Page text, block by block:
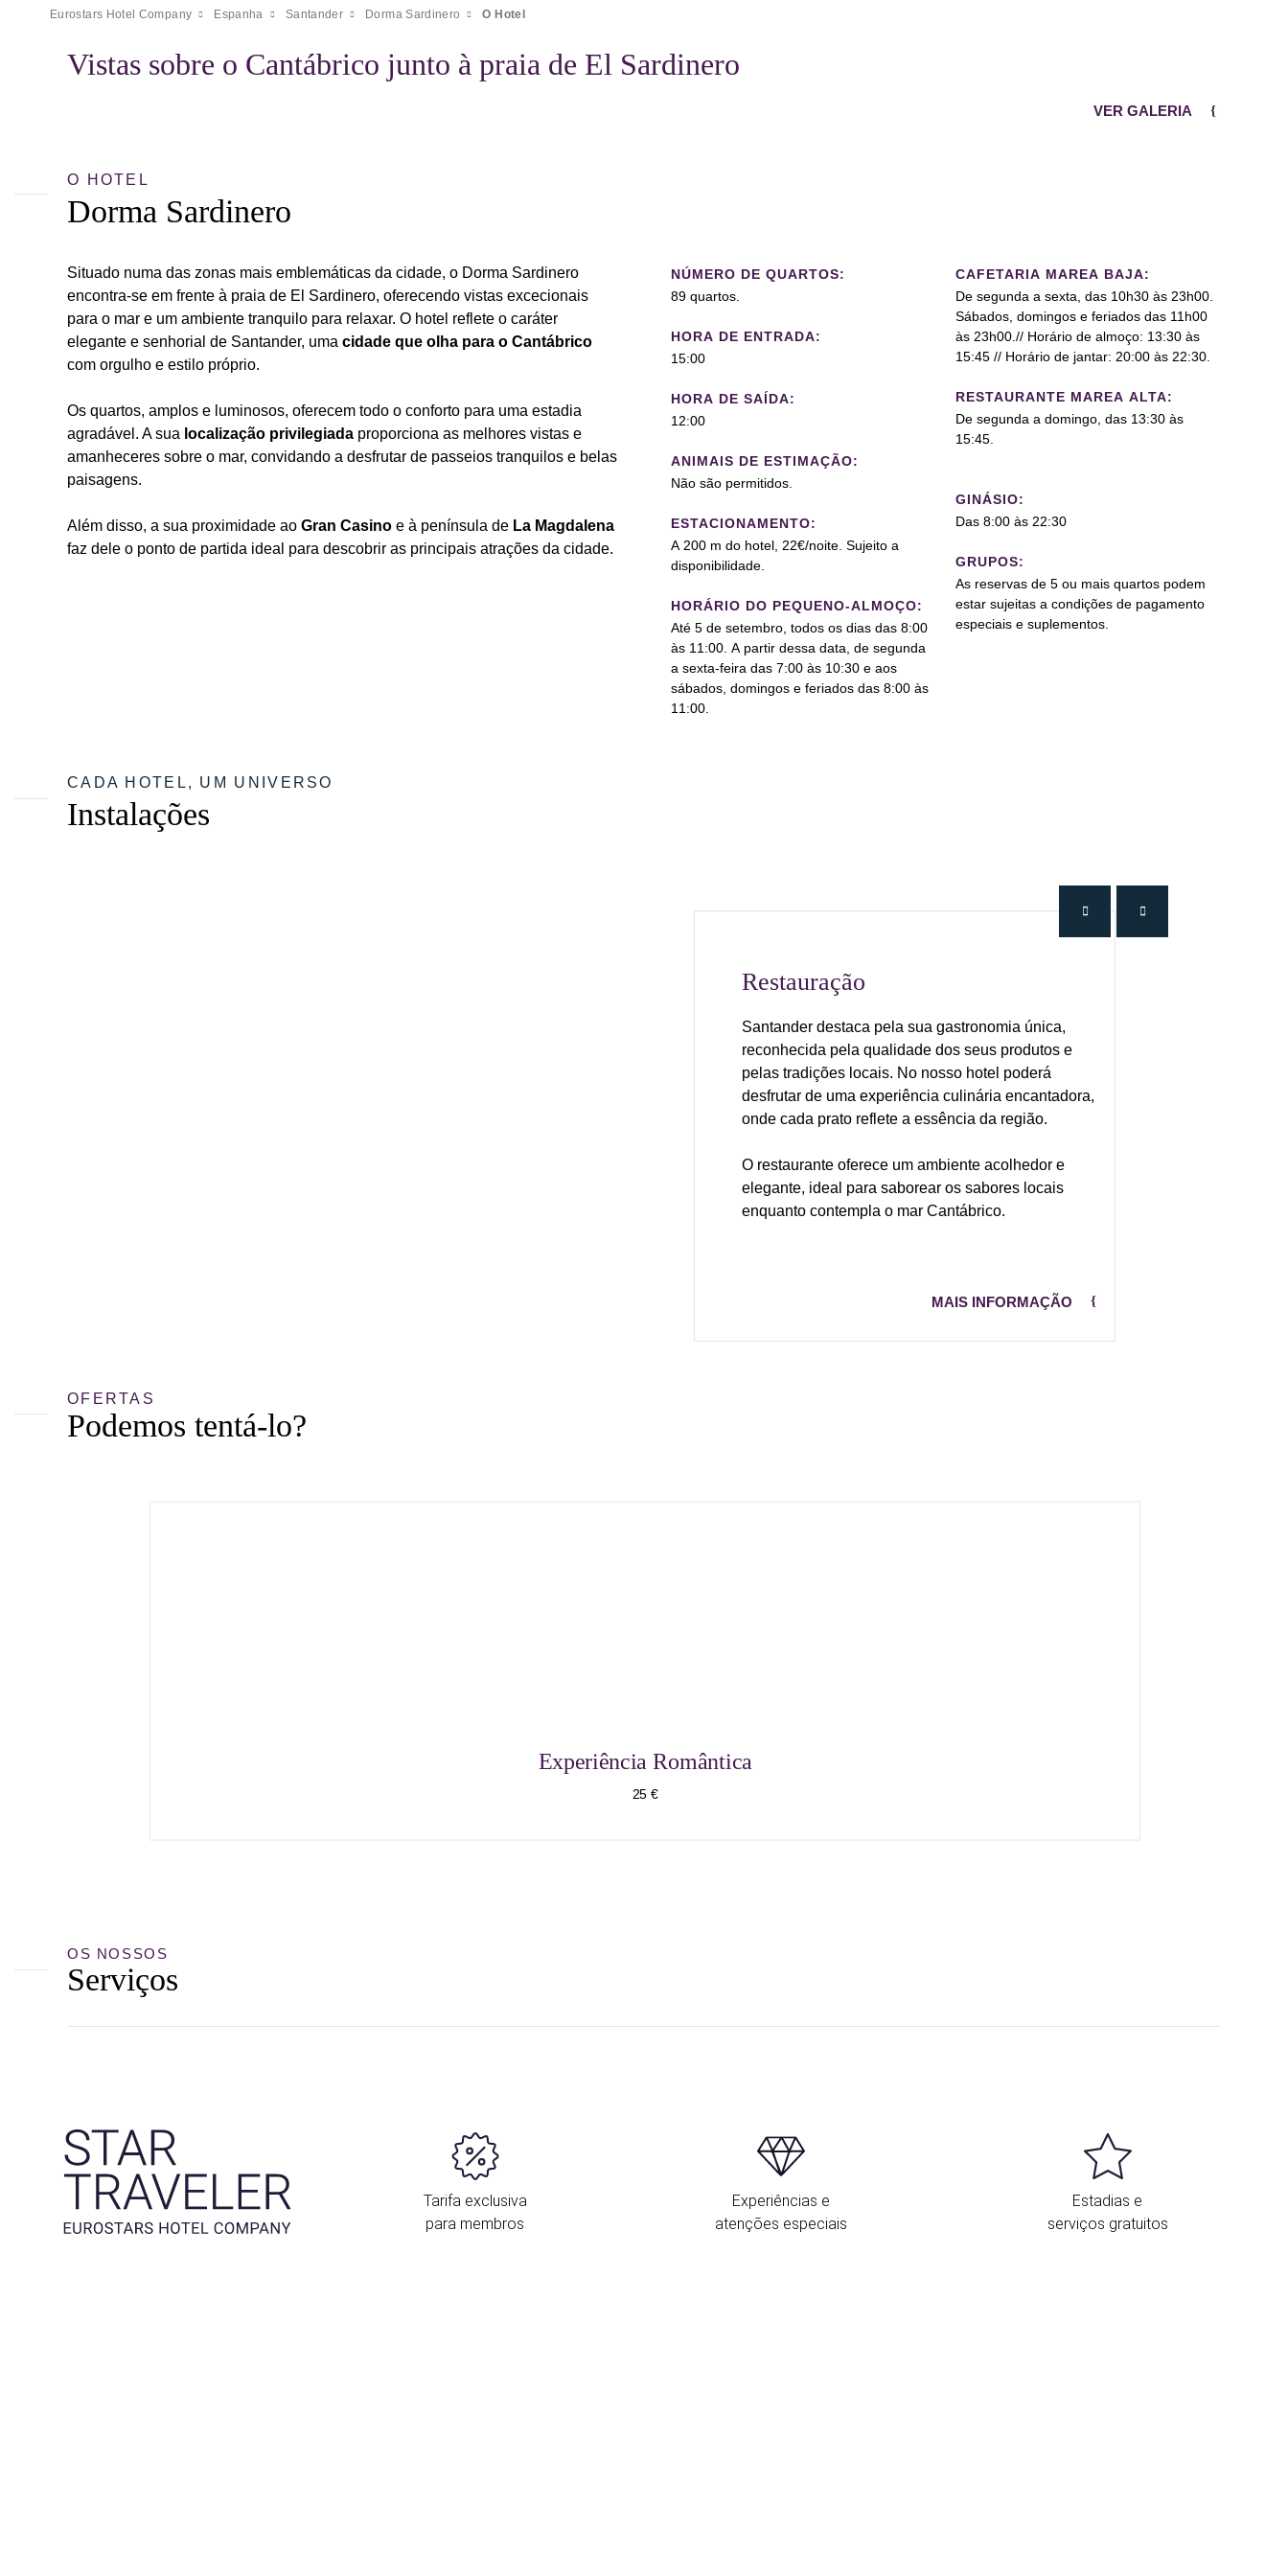
Eurostars Hotel Company Espanha Santander Dorma Sardinero O Hotel
Vistas sobre o Cantábrico junto à praia de El Sardinero
VER GALERIA
O HOTEL
Dorma Sardinero
Situado numa das zonas mais emblemáticas da cidade, o Dorma Sardinero
encontra-se em frente à praia de El Sardinero, oferecendo vistas excecionais
para o mar e um ambiente tranquilo para relaxar. O hotel reflete o caráter
elegante e senhorial de Santander, uma cidade que olha para o Cantábrico
com orgulho e estilo próprio.
Os quartos, amplos e luminosos, oferecem todo o conforto para uma estadia
agradável. A sua localização privilegiada proporciona as melhores vistas e
amanheceres sobre o mar, convidando a desfrutar de passeios tranquilos e belas
paisagens.
Além disso, a sua proximidade ao Gran Casino e à península de La Magdalena
faz dele o ponto de partida ideal para descobrir as principais atrações da cidade.
NÚMERO DE QUARTOS:
89 quartos.
HORA DE ENTRADA:
15:00
HORA DE SAÍDA:
12:00
ANIMAIS DE ESTIMAÇÃO:
Não são permitidos.
ESTACIONAMENTO:
A 200 m do hotel, 22€/noite. Sujeito a
disponibilidade.
HORÁRIO DO PEQUENO-ALMOÇO:
Até 5 de setembro, todos os dias das 8:00
às 11:00. A partir dessa data, de segunda
a sexta-feira das 7:00 às 10:30 e aos
sábados, domingos e feriados das 8:00 às
11:00.
CAFETARIA MAREA BAJA:
De segunda a sexta, das 10h30 às 23h00.
Sábados, domingos e feriados das 11h00
às 23h00.// Horário de almoço: 13:30 às
15:45 // Horário de jantar: 20:00 às 22:30.
RESTAURANTE MAREA ALTA:
De segunda a domingo, das 13:30 às
15:45.
GINÁSIO:
Das 8:00 às 22:30
GRUPOS:
As reservas de 5 ou mais quartos podem
estar sujeitas a condições de pagamento
especiais e suplementos.
CADA HOTEL, UM UNIVERSO
Instalações
Restauração
Santander destaca pela sua gastronomia única,
reconhecida pela qualidade dos seus produtos e
pelas tradições locais. No nosso hotel poderá
desfrutar de uma experiência culinária encantadora,
onde cada prato reflete a essência da região.
O restaurante oferece um ambiente acolhedor e
elegante, ideal para saborear os sabores locais
enquanto contempla o mar Cantábrico.
MAIS INFORMAÇÃO
OFERTAS
Podemos tentá-lo?
Experiência Romântica
25 €
OS NOSSOS
Serviços
Tarifa exclusiva
para membros
Experiências e
atenções especiais
Estadias e
serviços gratuitos